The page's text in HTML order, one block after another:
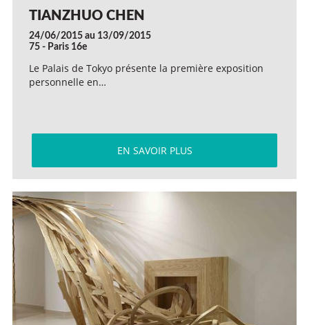
TIANZHUO CHEN
24/06/2015 au 13/09/2015
75 - Paris 16e
Le Palais de Tokyo présente la première exposition
personnelle en…
EN SAVOIR PLUS